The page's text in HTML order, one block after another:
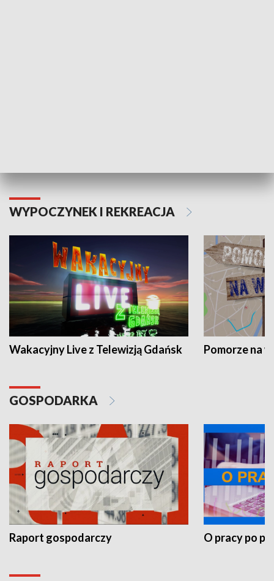
WYPOCZYNEK I REKREACJA
Wakacyjny Live z Telewizją Gdańsk Pomorze na
GOSPODARKA
Raport gospodarczy O pracy po